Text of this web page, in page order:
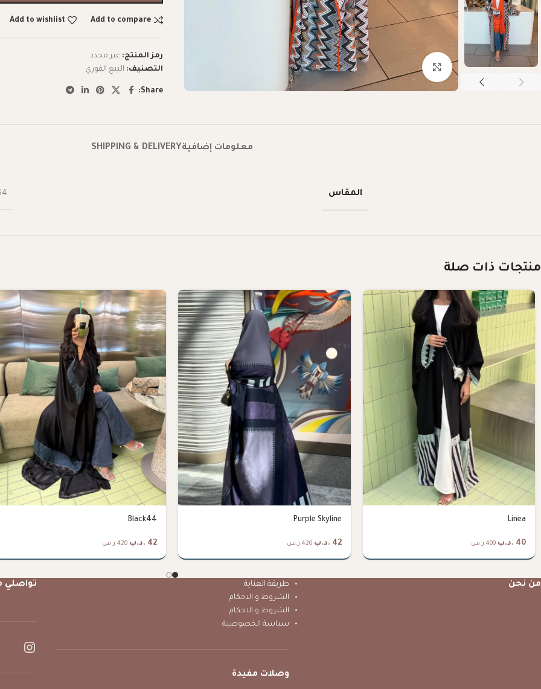
Click to enlarge
Add to compare
Add to wishlist
رمز المنتج: غير محدد
التصنيف: البيع الفوري
Share:
معلومات إضافيةSHIPPING & DELIVERY
المقاس
منتجات ذات صلة
Linea
40 .د.ب 400 ر.س
Purple Skyline
42 .د.ب 420 ر.س
Black44
42 .د.ب 420 ر.س
من نحن
طريقة العناية
الشروط و الاحكام
الشروط و الاحكام
سياسة الخصوصية
وصلات مفيدة
تواصلي